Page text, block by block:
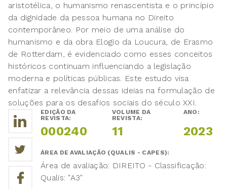
aristotélica, o humanismo renascentista e o princípio
da dignidade da pessoa humana no Direito
contemporâneo. Por meio de uma análise do
humanismo e da obra Elogio da Loucura, de Erasmo
de Rotterdam, é evidenciado como esses conceitos
históricos continuam influenciando a legislação
moderna e políticas públicas. Este estudo visa
enfatizar a relevância dessas ideias na formulação de
soluções para os desafios sociais do século XXI.
EDIÇÃO DA
REVISTA:
000240
VOLUME DA
REVISTA:
11
ANO:
2023
ÁREA DE AVALIAÇÃO (QUALIS - CAPES):
Área de avaliação: DIREITO - Classificação:
Qualis: "A3"